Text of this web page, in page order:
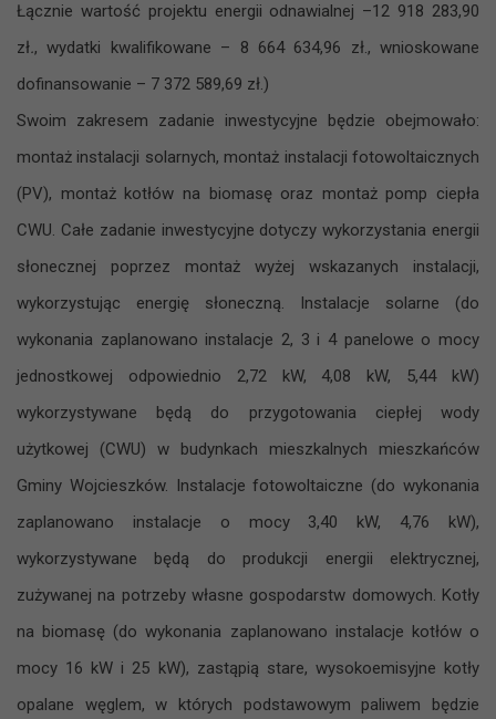
Łącznie wartość projektu energii odnawialnej –12 918 283,90
zł., wydatki kwalifikowane – 8 664 634,96 zł., wnioskowane
dofinansowanie – 7 372 589,69 zł.)
Swoim zakresem zadanie inwestycyjne będzie obejmowało:
montaż instalacji solarnych, montaż instalacji fotowoltaicznych
(PV), montaż kotłów na biomasę oraz montaż pomp ciepła
CWU. Całe zadanie inwestycyjne dotyczy wykorzystania energii
słonecznej poprzez montaż wyżej wskazanych instalacji,
wykorzystując energię słoneczną. Instalacje solarne (do
wykonania zaplanowano instalacje 2, 3 i 4 panelowe o mocy
jednostkowej odpowiednio 2,72 kW, 4,08 kW, 5,44 kW)
wykorzystywane będą do przygotowania ciepłej wody
użytkowej (CWU) w budynkach mieszkalnych mieszkańców
Gminy Wojcieszków. Instalacje fotowoltaiczne (do wykonania
zaplanowano instalacje o mocy 3,40 kW, 4,76 kW),
wykorzystywane będą do produkcji energii elektrycznej,
zużywanej na potrzeby własne gospodarstw domowych. Kotły
na biomasę (do wykonania zaplanowano instalacje kotłów o
mocy 16 kW i 25 kW), zastąpią stare, wysokoemisyjne kotły
opalane węglem, w których podstawowym paliwem będzie